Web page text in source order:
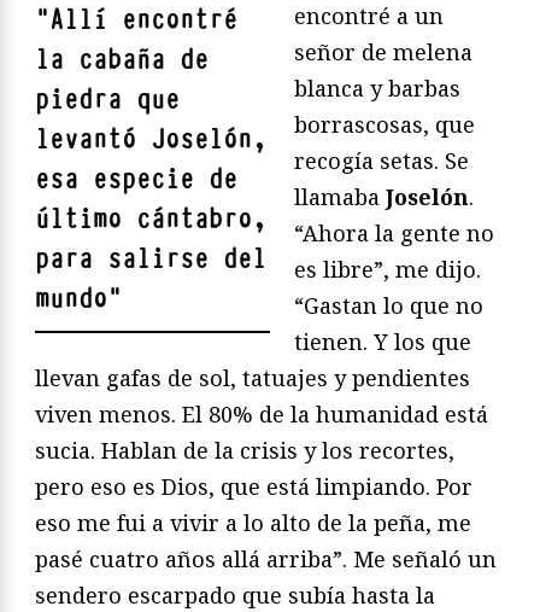
"Allí encontré
la cabaña de
piedra que
levantó Joselón,
esa especie de
último cántabro,
para salirse del
mundo"
encontré a un
señor de melena
blanca y barbas
borrascosas, que
recogía setas. Se
llamaba Joselón.
“Ahora la gente no
es libre”, me dijo.
“Gastan lo que no
tienen. Y los que
llevan gafas de sol, tatuajes y pendientes
viven menos. El 80% de la humanidad está
sucia. Hablan de la crisis y los recortes,
pero eso es Dios, que está limpiando. Por
eso me fui a vivir a lo alto de la peña, me
pasé cuatro años allá arriba”. Me señaló un
sendero escarpado que subía hasta la